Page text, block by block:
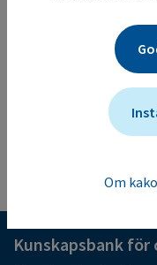
patienter som
Mer information om
Studien ändrades
Om
Kunskapsbank för